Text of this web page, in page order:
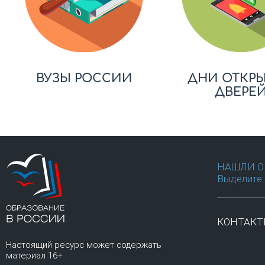
ВУЗЫ РОССИИ
ДНИ
Настоящий ресурс может содержать
материал 16+
НАШЛИ
Выделите